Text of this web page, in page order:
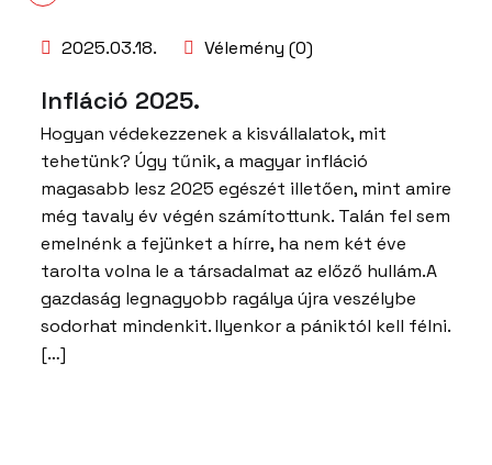
2025.03.18. Vélemény (0)
Infláció 2025.
Hogyan védekezzenek a kisvállalatok, mit
tehetünk? Úgy tűnik, a magyar infláció
magasabb lesz 2025 egészét illetően, mint amire
még tavaly év végén számítottunk. Talán fel sem
emelnénk a fejünket a hírre, ha nem két éve
tarolta volna le a társadalmat az előző hullám.A
gazdaság legnagyobb ragálya újra veszélybe
sodorhat mindenkit. Ilyenkor a pániktól kell félni.
[…]